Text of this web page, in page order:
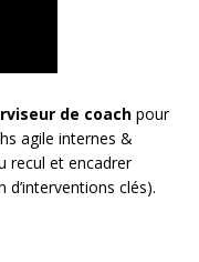
de coach pour
agile internes &
recul et encadrer
clés).